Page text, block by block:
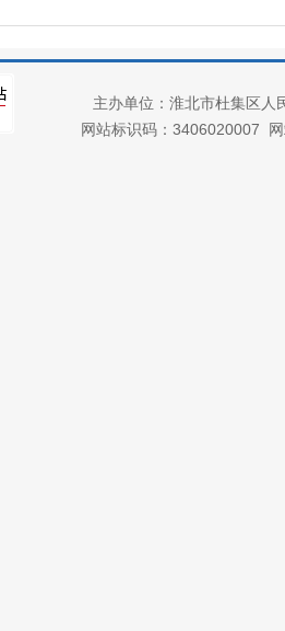
主办单位：淮北市杜集区
网站标识码：3406020007